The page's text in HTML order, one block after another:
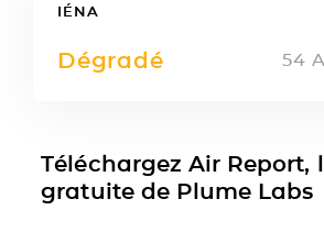
IÉNA
Dégradé 54
Téléchargez Air Report,
gratuite de Plume Labs